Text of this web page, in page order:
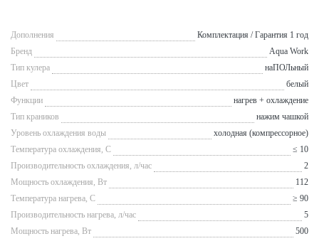
Дополнения
Комплектация / Гарантия 1 год
Бренд
Aqua Work
Тип кулера
наПОЛьный
Цвет
белый
Функции
нагрев + охлаждение
Тип краников
нажим чашкой
Уровень охлаждения воды
холодная (компрессорное)
Температура охлаждения, С
≤ 10
Производительность охлаждения, л/час
2
Мощность охлаждения, Вт
112
Температура нагрева, С
≥ 90
Производительность нагрева, л/час
5
Мощность нагрева, Вт
500